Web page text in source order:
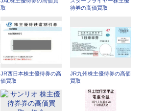
取
待券の高価買取
JR西日本株主優待券の高
価買取
JR九州株主優待券の高価
買取